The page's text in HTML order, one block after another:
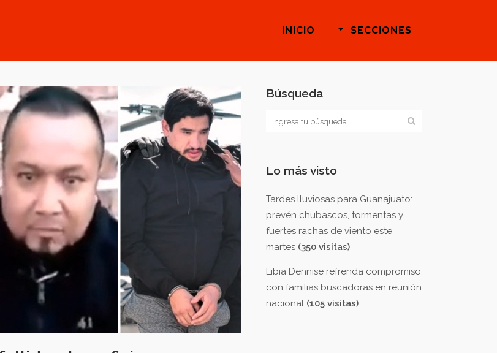
INICIO SECCIONES
Búsqueda
Lo más visto
Tardes lluviosas para Guanajuato:
prevén chubascos, tormentas y
fuertes rachas de viento este
martes (350 visitas)
Libia Dennise refrenda compromiso
con familias buscadoras en reunión
nacional (105 visitas)